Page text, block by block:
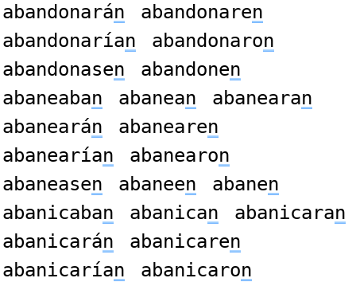
abandonarán abandonaren
abandonarían abandonaron
abandonasen abandonen
abaneaban abanean abanearan
abanearán abanearen
abanearían abanearon
abaneasen abaneen abanen
abanicaban abanican abanicaran
abanicarán abanicaren
abanicarían abanicaron